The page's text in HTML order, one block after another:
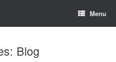
Menu
Blog